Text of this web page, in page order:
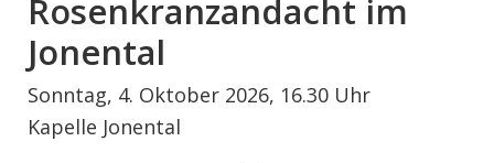
Rosenkranzandacht im
Jonental
Sonntag, 4. Oktober 2026, 16.30 Uhr
Kapelle Jonental